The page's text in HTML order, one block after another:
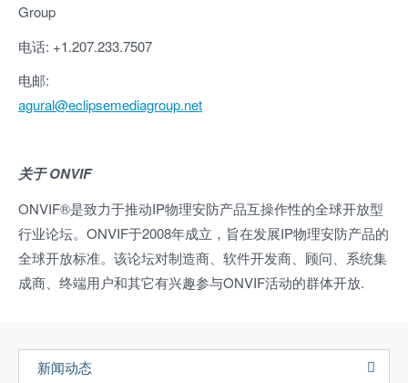
Group
电话: +1.207.233.7507
电邮:
agural@eclipsemediagroup.net
关于ONVIF
ONVIF®是致力于推动IP物理安防产品互操作性的全球开放型
行业论坛。ONVIF于2008年成立，旨在发展IP物理安防产品的
全球开放标准。该论坛对制造商、软件开发商、顾问、系统集
成商、终端用户和其它有兴趣参与ONVIF活动的群体开放.
新闻动态